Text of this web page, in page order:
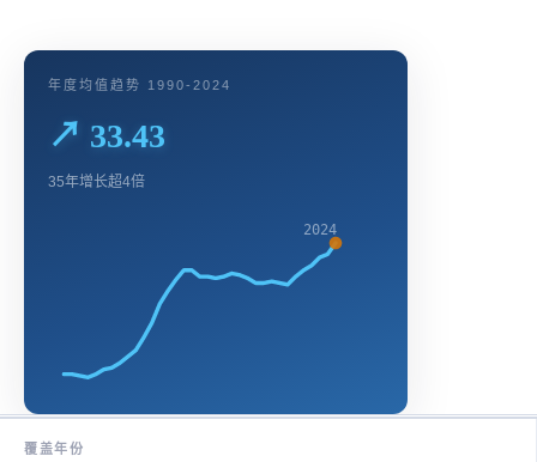
年度均值趋势 1990-2024
↗ 33.43
35年增长超4倍
2024
覆盖年份